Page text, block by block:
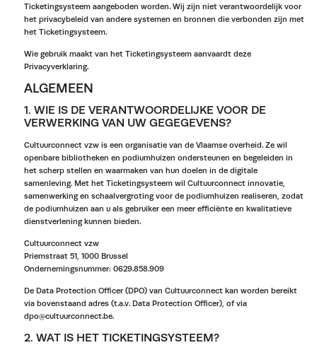
Ticketingsysteem aangeboden worden. Wij zijn niet verantwoordelijk voor
het privacybeleid van andere systemen en bronnen die verbonden zijn met
het Ticketingsysteem.
Wie gebruik maakt van het Ticketingsysteem aanvaardt deze
Privacyverklaring.
ALGEMEEN
1. WIE IS DE VERANTWOORDELIJKE VOOR DE
VERWERKING VAN UW GEGEGEVENS?
Cultuurconnect vzw is een organisatie van de Vlaamse overheid. Ze wil
openbare bibliotheken en podiumhuizen ondersteunen en begeleiden in
het scherp stellen en waarmaken van hun doelen in de digitale
samenleving. Met het Ticketingsysteem wil Cultuurconnect innovatie,
samenwerking en schaalvergroting voor de podiumhuizen realiseren, zodat
de podiumhuizen aan u als gebruiker een meer efficiënte en kwalitatieve
dienstverlening kunnen bieden.
Cultuurconnect vzw
Priemstraat 51, 1000 Brussel
Ondernemingsnummer: 0629.858.909
De Data Protection Officer (DPO) van Cultuurconnect kan worden bereikt
via bovenstaand adres (t.a.v. Data Protection Officer), of via
dpo@cultuurconnect.be.
2. WAT IS HET TICKETINGSYSTEEM?